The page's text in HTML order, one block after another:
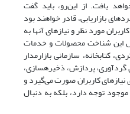
یافت. از این‌رو، باید گفت
بازاریابی، قادر خواهند بود
مورد نظر و نیازهای آنها به
این شناخت محصولات و خدمات
کتابخانه، سازمانی بازارمدار
گردآوری، پردازش، ذخیره­سازی،
نیازهای کاربران صورت می‌گیرد و
موجود توجه دارد، بلکه به دنبال